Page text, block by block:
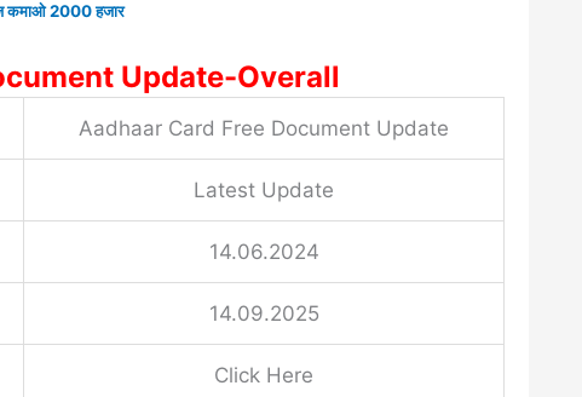
कमाओ 2000 हजार
Update-Overall
Aadhaar Card Free Document Update
Latest Update
14.06.2024
14.09.2025
Click Here